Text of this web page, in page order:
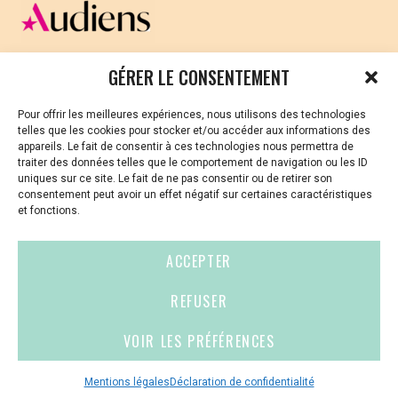
GÉRER LE CONSENTEMENT
Pour offrir les meilleures expériences, nous utilisons des technologies
telles que les cookies pour stocker et/ou accéder aux informations des
appareils. Le fait de consentir à ces technologies nous permettra de
traiter des données telles que le comportement de navigation ou les ID
uniques sur ce site. Le fait de ne pas consentir ou de retirer son
consentement peut avoir un effet négatif sur certaines caractéristiques
et fonctions.
ACCEPTER
REFUSER
VOIR LES PRÉFÉRENCES
Mentions légales Déclaration de confidentialité
gratuite dans la limite des places disponibles.
Signes Française sera proposée le vendredi 27
Les mardi 24, jeudi 26 et vendredi 27 octobre 17
h (durée : 1h30 environ)
Auditorium de la médiathèque François
Mitterrand – Les Capucins
disponibles
CELLULE D’ÉCOUTE ET DE SOUTIEN PSYCHOLOGIQUE ET
Vous avez été témoin ou vous êtes victime de VSS ? Ou
vous êtes référent·es harcèlement en besoin de soutien
ou d’informations ?
01 87 20 30 90
violences-sexuelles-culture@audiens.org
Espace
presse
Mentions
légales